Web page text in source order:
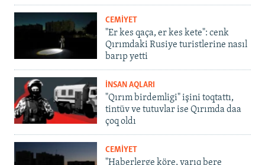
CEMİYET
"Er kes qaça, er kes kete": cenk
Qırımdaki Rusiye turistlerine nasıl
barıp yetti
İNSAN AQLARI
"Qırım birdemligi" işini toqtattı,
tintüv ve tutuvlar ise Qırımda daa
çoq oldı
CEMİYET
"Haberlerge köre, yarıq bere